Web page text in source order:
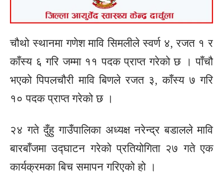
चौथो स्थानमा गणेश मावि सिमलीले स्वर्ण ४, रजत १ र
काँस्य ६ गरि जम्मा ११ पदक प्राप्त गरेको छ । पाँचौ
भएको पिपलचौरी मावि बिणले रजत ३, काँस्य ७ गरि
१० पदक प्राप्त गरेको छ ।
२४ गते दुँहु गाउँपालिका अध्यक्ष नरेन्द्र बडालले मावि
बारबाँजमा उद्घाटन गरेको प्रतियोगिता २७ गते एक
कार्यक्रमका बिच समापन गरिएको हो ।